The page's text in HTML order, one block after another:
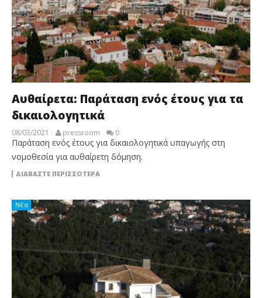
Αυθαίρετα: Παράταση ενός έτους για τα
δικαιολογητικά
08/03/2021 pressroom 0
Παράταση ενός έτους για δικαιολογητικά υπαγωγής στη
νομοθεσία για αυθαίρετη δόμηση.
ΔΙΑΒΆΣΤΕ ΠΕΡΙΣΣΌΤΕΡΑ
Νέα